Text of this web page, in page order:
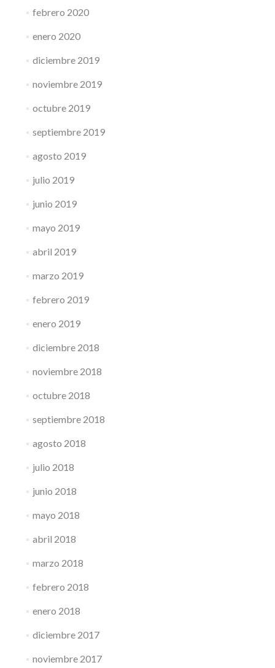
febrero 2020
enero 2020
diciembre 2019
noviembre 2019
octubre 2019
septiembre 2019
agosto 2019
julio 2019
junio 2019
mayo 2019
abril 2019
marzo 2019
febrero 2019
enero 2019
diciembre 2018
noviembre 2018
octubre 2018
septiembre 2018
agosto 2018
julio 2018
junio 2018
mayo 2018
abril 2018
marzo 2018
febrero 2018
enero 2018
diciembre 2017
noviembre 2017